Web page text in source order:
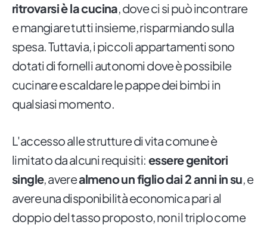
ritrovarsi è la cucina, dove ci si può incontrare
e mangiare tutti insieme, risparmiando sulla
spesa. Tuttavia, i piccoli appartamenti sono
dotati di fornelli autonomi dove è possibile
cucinare e scaldare le pappe dei bimbi in
qualsiasi momento.
L'accesso alle strutture di vita comune è
limitato da alcuni requisiti: essere genitori
single, averealmeno un figlio dai 2 anni in su, e
avere una disponibilità economica pari al
doppio del tasso proposto, non il triplo come